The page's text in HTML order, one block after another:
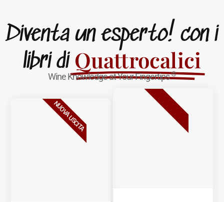
Diventa un esperto! con i
libri di Quattrocalici
Wine Knowledge at Your Fingertips®
NUOVA USCITA BESTSELLER